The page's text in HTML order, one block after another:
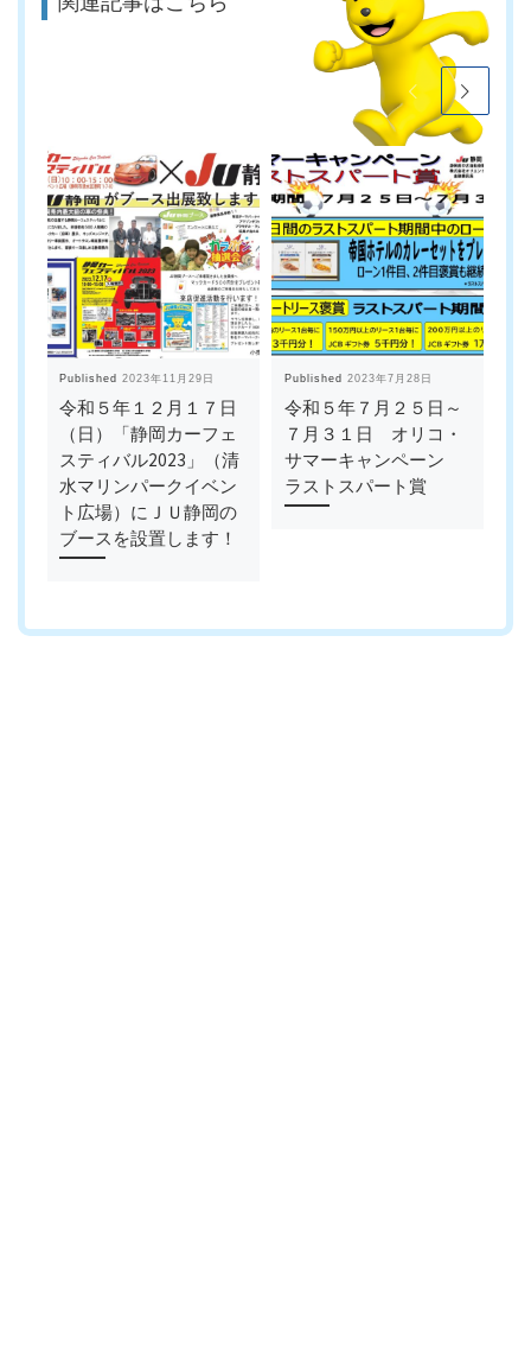
Published2023年11月29日
令和５年１２月１７日
（日）「静岡カーフェ
スティバル2023」（清
水マリンパークイベン
ト広場）にＪＵ静岡の
ブースを設置します！
Published 2023年7月28日
令和５年７月２５日～
７月３１日 オリコ・
サマーキャンペーン
ラストスパート賞